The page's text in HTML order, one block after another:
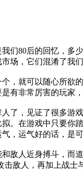
们80后的回忆，
场，它们混淆了我
，就可以随心所欲
非常厉害的玩家
了，见证了很多
在游戏中只要你
，运气好的话，是可
敌人近身搏斗，而
敌人，再加上战士